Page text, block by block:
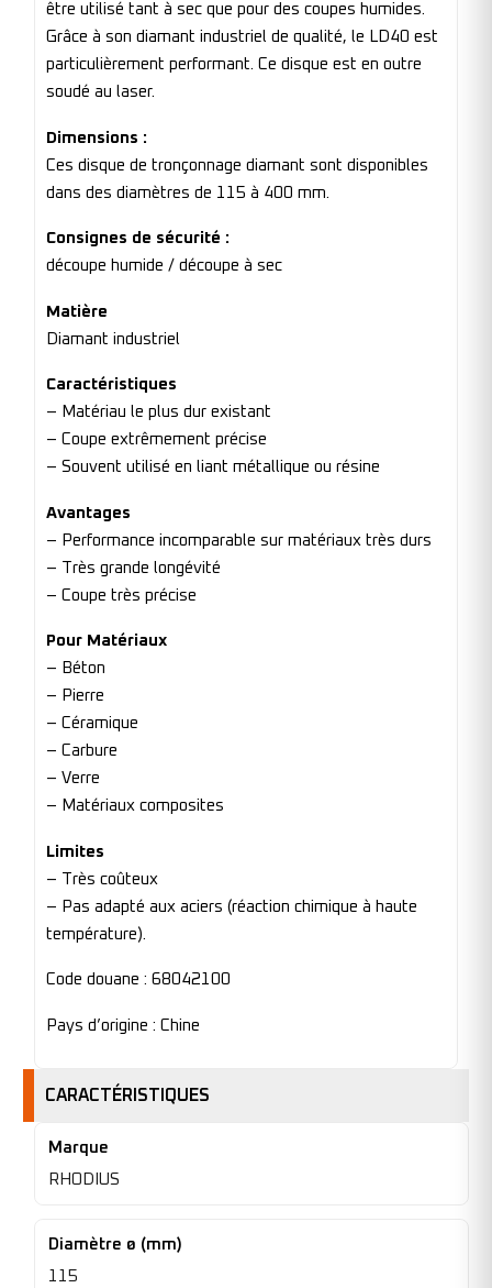
être utilisé tant à sec que pour des coupes humides.
Grâce à son diamant industriel de qualité, le LD40 est
particulièrement performant. Ce disque est en outre
soudé au laser.
Dimensions :
Ces disque de tronçonnage diamant sont disponibles
dans des diamètres de 115 à 400 mm.
Consignes de sécurité :
découpe humide / découpe à sec
Matière
Diamant industriel
Caractéristiques
– Matériau le plus dur existant
– Coupe extrêmement précise
– Souvent utilisé en liant métallique ou résine
Avantages
– Performance incomparable sur matériaux très durs
– Très grande longévité
– Coupe très précise
Pour Matériaux
– Béton
– Pierre
– Céramique
– Carbure
– Verre
– Matériaux composites
Limites
– Très coûteux
– Pas adapté aux aciers (réaction chimique à haute
température).
Code douane : 68042100
Pays d’origine : Chine
CARACTÉRISTIQUES
Marque
RHODIUS
Diamètre ø (mm)
115